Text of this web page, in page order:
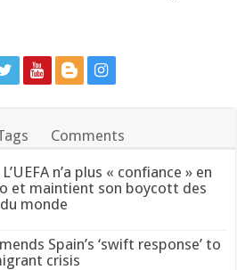
Comments
n’a plus « confiance » en
et maintient son boycott des
monde
Spain’s ‘swift response’ to
crisis